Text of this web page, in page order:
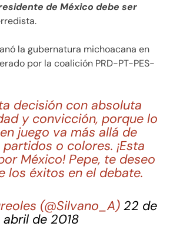
de México debe ser
la gubernatura michoacana en
por la coalición PRD-PT-PES-
decisión con absoluta
y convicción, porque lo
juego va más allá de
o colores. ¡Esta
México! Pepe, te deseo
los éxitos en el debate.
(@Silvano_A) 22 de
abril de 2018